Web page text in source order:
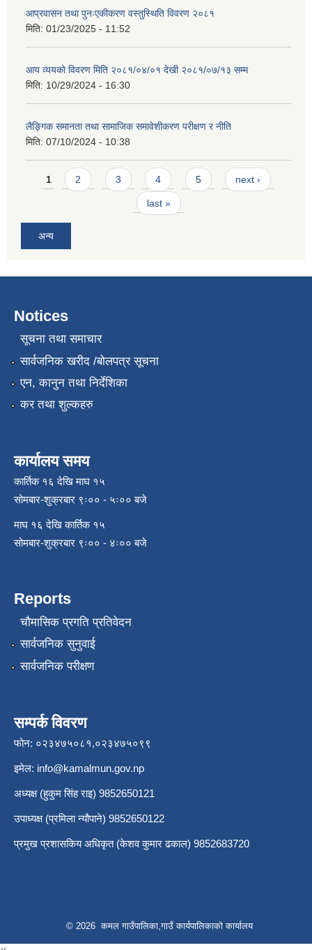
आप्रवासन तथा पुनःएकीकरण वस्तुस्थिति विवरण २०८१
मिति: 01/23/2025 - 11:52
आय व्ययको विवरण मिति २०८१/०४/०१ देखी २०८१/०७/१३ सम्म
मिति: 10/29/2024 - 16:30
लैङ्गिक समानता तथा सामाजिक समावेशीकरण परीक्षण र नीति
मिति: 07/10/2024 - 10:38
Pages
1 2 3 4 5 next ›
last »
अन्य
Notices
सूचना तथा समाचार
सार्वजनिक खरीद /बोलपत्र सूचना
एन, कानुन तथा निर्देशिका
कर तथा शुल्कहरु
कार्यालय समय
कार्तिक १६ देखि माघ १५
सोमबार-शुक्रबार ९ः०० - ५ः०० बजे
माघ १६ देखि कार्तिक १५
सोमबार-शुक्रबार ९ः०० - ४ः०० बजे
Reports
चौमासिक प्रगति प्रतिवेदन
सार्वजनिक सुनुवाई
सार्वजनिक परीक्षण
सम्पर्क विवरण
फोन: ०२३४७५०८१,०२३४७५०९९
इमेल: info@kamalmun.gov.np
अध्यक्ष (हुकुम सिंह राइ) 9852650121
उपाध्यक्ष (प्रमिला न्यौपाने) 9852650122
प्रमुख प्रशासकिय अधिकृत (केशव कुमार ढकाल) 9852683720
© 2026 कमल गाउँपालिका,गाउँ कार्यपालिकाको कार्यालय